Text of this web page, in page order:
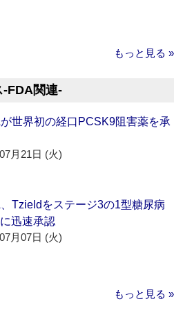
もっと見る »
関連‐
世界初の経口PCSK9阻害薬を承
月21日 (火)
Tzieldをステージ3の1型糖尿病
迅速承認
月07日 (火)
もっと見る »